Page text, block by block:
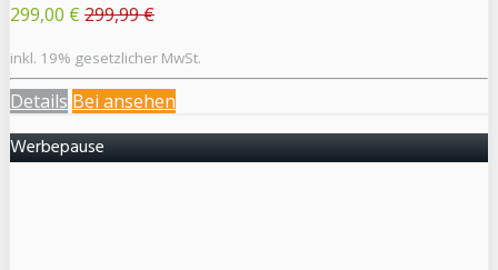
299,00 € 299,99 €
inkl. 19% gesetzlicher MwSt.
Details Bei ansehen
Werbepause